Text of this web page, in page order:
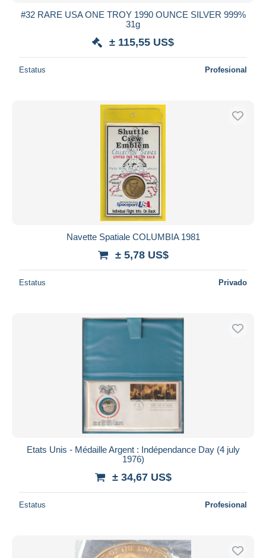
#32 RARE USA ONE TROY 1990 OUNCE SILVER 999%
31g
± 115,55 US$
Estatus Profesional
Navette Spatiale COLUMBIA 1981
± 5,78 US$
Estatus Privado
Etats Unis - Médaille Argent : Indépendance Day (4 july
1976)
± 34,67 US$
Estatus Profesional